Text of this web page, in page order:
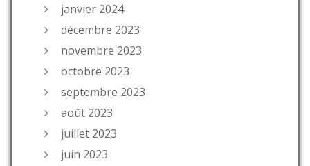
janvier 2024
décembre 2023
novembre 2023
octobre 2023
septembre 2023
août 2023
juillet 2023
juin 2023